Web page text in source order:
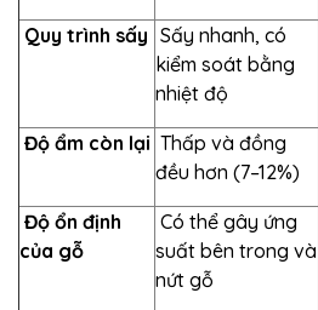
Quy trình sấy Sấy nhanh, có
kiểm soát bằng
nhiệt độ
Độ ẩm còn lại Thấp và đồng
đều hơn (7–12%)
Độ ổn định
của gỗ
Có thể gây ứng
suất bên trong và
nứt gỗ